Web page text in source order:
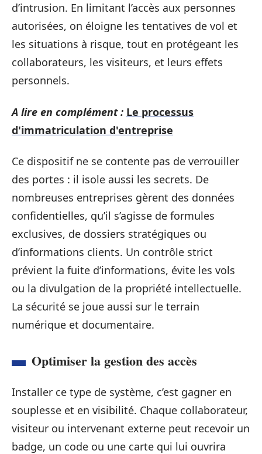
d’intrusion. En limitant l’accès aux personnes
autorisées, on éloigne les tentatives de vol et
les situations à risque, tout en protégeant les
collaborateurs, les visiteurs, et leurs effets
personnels.
A lire en complément : Le processus
d'immatriculation d'entreprise
Ce dispositif ne se contente pas de verrouiller
des portes : il isole aussi les secrets. De
nombreuses entreprises gèrent des données
confidentielles, qu’il s’agisse de formules
exclusives, de dossiers stratégiques ou
d’informations clients. Un contrôle strict
prévient la fuite d’informations, évite les vols
ou la divulgation de la propriété intellectuelle.
La sécurité se joue aussi sur le terrain
numérique et documentaire.
Optimiser la gestion des accès
Installer ce type de système, c’est gagner en
souplesse et en visibilité. Chaque collaborateur,
visiteur ou intervenant externe peut recevoir un
badge, un code ou une carte qui lui ouvrira